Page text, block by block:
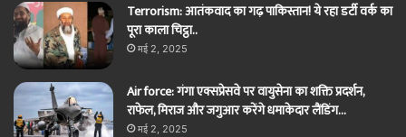
Terrorism: आतंकवाद का गढ़ पाकिस्तान! ये रहा डर्टी वर्क का
पूरा काला चिट्ठा..
मई 2, 2025
Air force: गंगा एक्सप्रेसवे पर वायुसेना का शक्ति प्रदर्शन,
राफेल, मिराज और जगुआर करेंगे धमाकेदार लैंडिंग…
मई 2, 2025